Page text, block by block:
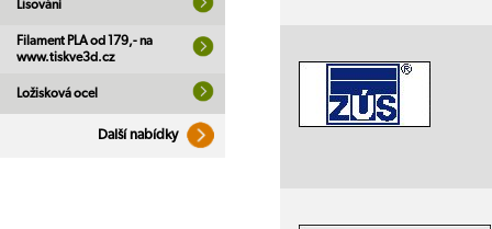
Lisování
Filament PLA od 179,- na
www.tiskve3d.cz
Ložisková ocel
Další nabídky